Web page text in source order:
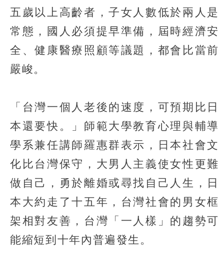
五歲以上高齡者，子女人數低於兩人是
常態，國人必須提早準備，屆時經濟安
全、健康醫療照顧等議題，都會比當前
嚴峻。
「台灣一個人老後的速度，可預期比日
本還要快。」師範大學教育心理與輔導
學系兼任講師羅惠群表示，日本社會文
化比台灣保守，大男人主義使女性更難
做自己，勇於離婚或尋找自己人生，日
本大約走了十五年，台灣社會的男女框
架相對友善，台灣「一人樣」的趨勢可
能縮短到十年內普遍發生。